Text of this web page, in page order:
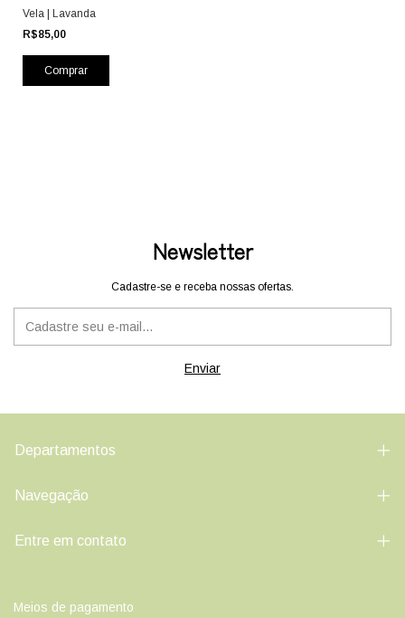
Vela | Lavanda
R$85,00
Newsletter
Cadastre-se e receba nossas ofertas.
Departamentos
Navegação
Entre em contato
Meios de pagamento